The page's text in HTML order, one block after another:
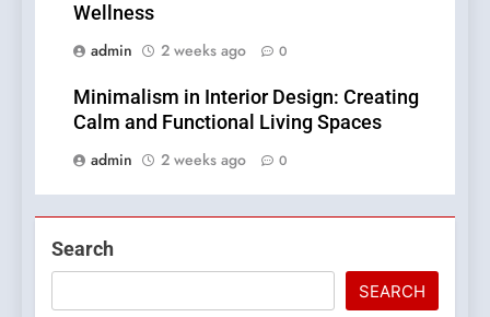
Wellness
admin
2 weeks ago 0
Minimalism in Interior Design: Creating
Calm and Functional Living Spaces
admin
2 weeks ago 0
Search
SEARCH